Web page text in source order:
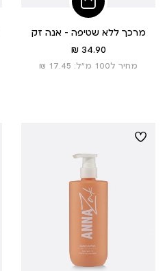
הוסיפי
לסל
מרכך ללא שטיפה - אנה זק
מחיר
מוצר
34.90 ₪
מחיר ל100 מ”ל: 17.45 ₪